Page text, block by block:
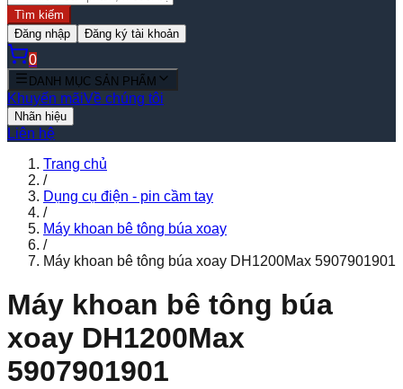
Tìm kiếm
Đăng nhập
Đăng ký tài khoản
0
DANH MỤC SẢN PHẨM
Khuyến mãiVề chúng tôi
Nhãn hiệu
Liên hệ
Trang chủ
/
Dụng cụ điện - pin cầm tay
/
Máy khoan bê tông búa xoay
/
Máy khoan bê tông búa xoay DH1200Max 5907901901
Máy khoan bê tông búa
xoay DH1200Max
5907901901